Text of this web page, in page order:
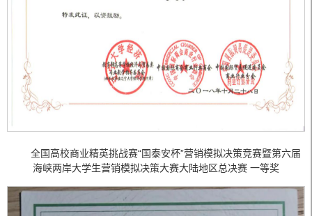
全国高校商业精英挑战赛“国泰安杯”营销模拟决策竞赛暨第六届
海峡两岸大学生营销模拟决策大赛大陆地区总决赛 一等奖